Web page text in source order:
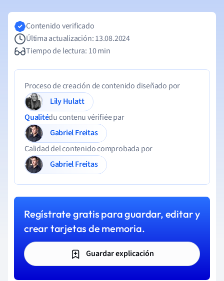
Contenido verificado
Última actualización: 13.08.2024
Tiempo de lectura: 10 min
Proceso de creación de contenido diseñado por
Lily Hulatt
Qualitédu contenu vérifiée par
Gabriel Freitas
Calidad del contenido comprobada por
Gabriel Freitas
Regístrate gratis para guardar, editar y
crear tarjetas de memoria.
Guardar explicación